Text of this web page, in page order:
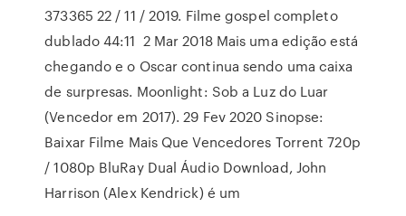
373365 22 / 11 / 2019. Filme gospel completo
dublado 44:11 2 Mar 2018 Mais uma edição está
chegando e o Oscar continua sendo uma caixa
de surpresas. Moonlight: Sob a Luz do Luar
(Vencedor em 2017). 29 Fev 2020 Sinopse:
Baixar Filme Mais Que Vencedores Torrent 720p
/ 1080p BluRay Dual Áudio Download, John
Harrison (Alex Kendrick) é um